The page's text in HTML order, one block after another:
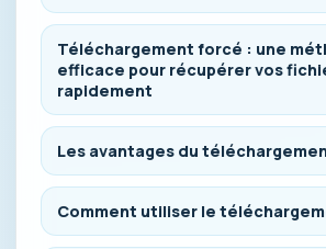
Téléchargement forcé : une
efficace pour récupérer vos
rapidement
Les avantages du
Comment utiliser le